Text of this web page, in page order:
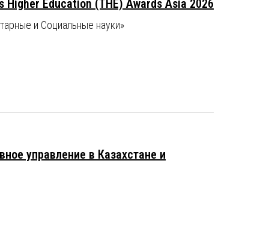
Education (THE) Awards Asia 2026
и Социальные науки»
управление в Казахстане и